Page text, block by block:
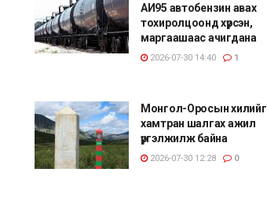
АИ95 автобензин авах
тохиролцоонд хүрсэн,
маргаашаас ачигдана
2026-07-30 14:40 1
Монгол-Оросын хилийг
хамтран шалгах ажил
үргэлжилж байна
2026-07-30 12:28 0